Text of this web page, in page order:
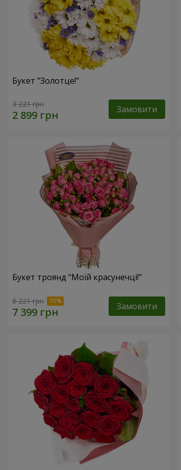
Букет "Золотце!"
3 221 грн Замовити
Букет троянд "Моїй красунечці!"
8 221 грн Замовити